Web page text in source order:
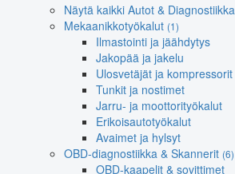
Näytä kaikki Autot & Diagnostiikka
Mekaanikkotyökalut (1)
Ilmastointi ja jäähdytys
Jakopää ja jakelu
Ulosvetäjät ja kompressorit
Tunkit ja nostimet
Jarru- ja moottorityökalut
Erikoisautotyökalut
Avaimet ja hylsyt
OBD-diagnostiikka & Skannerit (6)
OBD-kaapelit & sovittimet